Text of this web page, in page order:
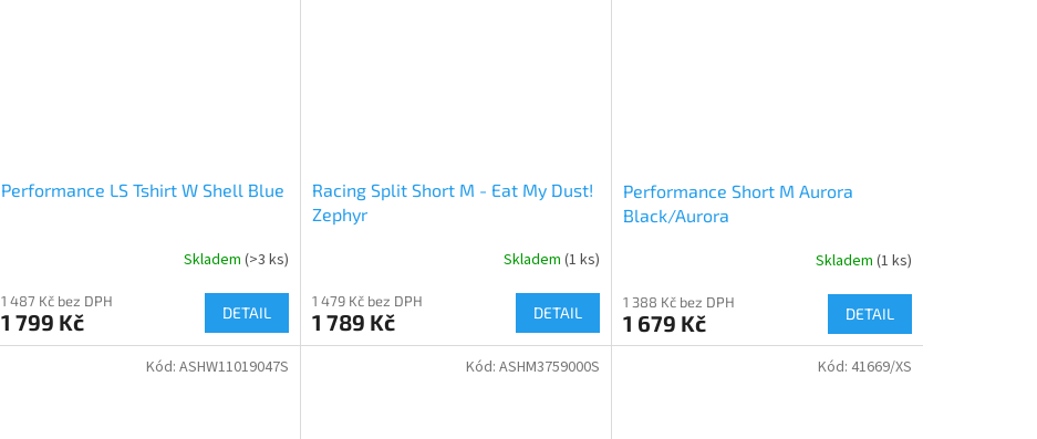
Performance LS Tshirt W Shell Blue
Skladem (>3 ks)
1 487 Kč bez DPH
1 799 Kč DETAIL
Racing Split Short M - Eat My Dust!
Zephyr
Skladem (1 ks)
1 479 Kč bez DPH
1 789 Kč DETAIL
Performance Short M Aurora
Black/Aurora
Skladem (1 ks)
1 388 Kč bez DPH
1 679 Kč DETAIL
Kód: ASHW11019047S Kód: ASHM3759000S Kód: 41669/XS